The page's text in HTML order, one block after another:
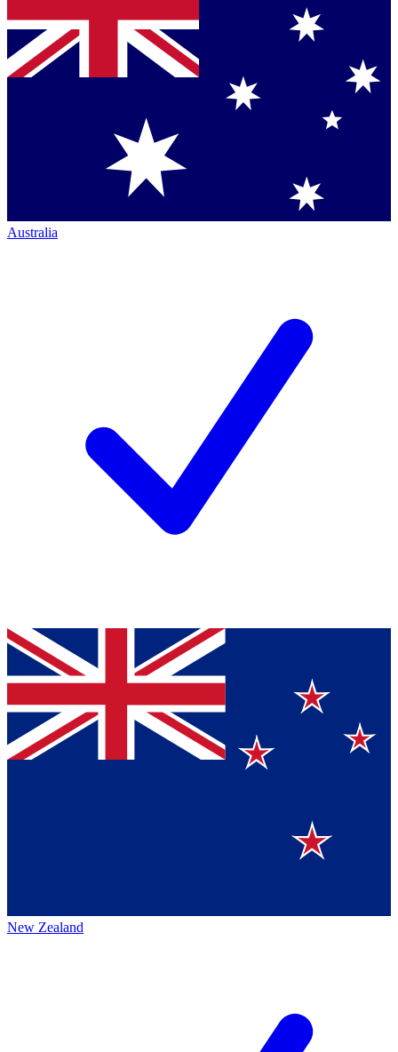
Australia
New Zealand